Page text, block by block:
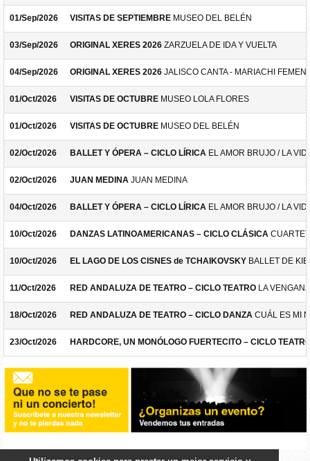
01/Sep/2026 VISITAS DE SEPTIEMBRE MUSEO DEL BELÉN
03/Sep/2026 ORIGINAL XERES 2026 ZARZUELA DE IDA Y VUELTA
04/Sep/2026 ORIGINAL XERES 2026 JALISCO CANTA - MARIACHI
01/Oct/2026 VISITAS DE OCTUBRE MUSEO LOLA FLORES
01/Oct/2026 VISITAS DE OCTUBRE MUSEO DEL BELÉN
02/Oct/2026 BALLET Y ÓPERA – CICLO LÍRICA EL AMOR BRUJO / LA
02/Oct/2026 JUAN MEDINA JUAN MEDINA
04/Oct/2026 BALLET Y ÓPERA – CICLO LÍRICA EL AMOR BRUJO / LA
10/Oct/2026 DANZAS LATINOAMERICANAS – CICLO CLÁSICA
10/Oct/2026 EL LAGO DE LOS CISNES de TCHAIKOVSKY BALLET DE
11/Oct/2026 RED ANDALUZA DE TEATRO – CICLO TEATRO LA
18/Oct/2026 RED ANDALUZA DE TEATRO – CICLO DANZA CUÁL ES MI
23/Oct/2026 HARDCORE, UN MONÓLOGO FUERTECITO – CICLO